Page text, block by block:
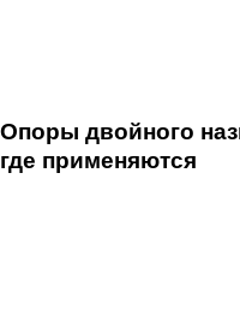
Опоры двойного
где применяются